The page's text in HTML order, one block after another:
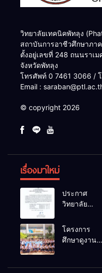
วิทยาลัยเทคนิคพัทลุง
สถาบันการอาชีวศึกษาภาค
ตั้งอยู่เลขที่ 248 ถนนราเม
จังหวัดพัทลุง
โทรศัพท์ 0 7461 3066 /
Email :
© copyright 2026
เรื่องมาใหม่
ประกาศ
วิทยาลัย
เรื่อง ประกาศ
ผลการ
พิจารณาแผน
โครงการ
โครงการ
ศึกษาดูงาน